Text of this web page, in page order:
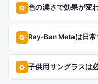
Q 色の濃さで効果が変
Q Ray-Ban Metaは日常
Q 子供用サングラスは